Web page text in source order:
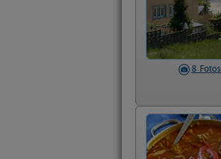
8 Fotos